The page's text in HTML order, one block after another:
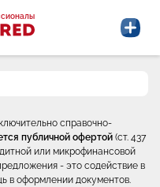
справочно-
публичной офертой (ст. 437
или микрофинансовой
- это содействие в
в оформлении документов.